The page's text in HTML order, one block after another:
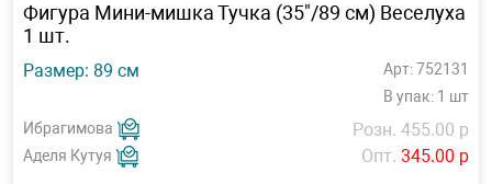
Фигура Мини-мишка Тучка (35"/89 см) Веселуха
1 шт.
Размер: 89 см
Арт: 752131
В упак: 1 шт
Ибрагимова
Аделя Кутуя
Розн. 455.00 р
Опт. 345.00 р